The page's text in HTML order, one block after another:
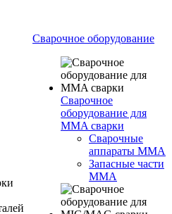
Сварочное оборудование
Сварочное
оборудование для
MMA сварки
Сварочные
аппараты MMA
Запасные части
MMA